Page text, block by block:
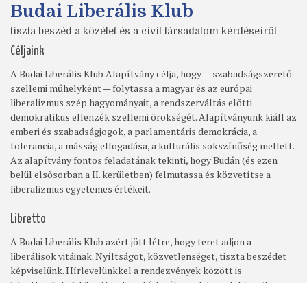
Budai Liberális Klub
tiszta beszéd a közélet és a civil társadalom kérdéseiről
Céljaink
A Budai Liberális Klub Alapítvány célja, hogy — szabadságszerető
szellemi műhelyként — folytassa a magyar és az európai
liberalizmus szép hagyományait, a rendszerváltás előtti
demokratikus ellenzék szellemi örökségét. Alapítványunk kiáll az
emberi és szabadságjogok, a parlamentáris demokrácia, a
tolerancia, a másság elfogadása, a kulturális sokszínűség mellett.
Az alapítvány fontos feladatának tekinti, hogy Budán (és ezen
belül elsősorban a II. kerületben) felmutassa és közvetítse a
liberalizmus egyetemes értékeit.
Libretto
A Budai Liberális Klub azért jött létre, hogy teret adjon a
liberálisok vitáinak. Nyíltságot, közvetlenséget, tiszta beszédet
képviselünk. Hírlevelünkkel a rendezvények között is